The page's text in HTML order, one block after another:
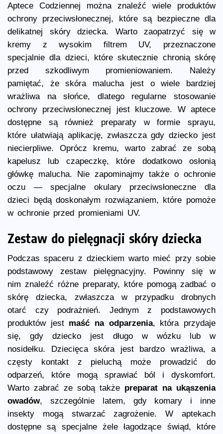
Aptece Codziennej można znaleźć wiele produktów
ochrony przeciwsłonecznej, które są bezpieczne dla
delikatnej skóry dziecka. Warto zaopatrzyć się w
kremy z wysokim filtrem UV, przeznaczone
specjalnie dla dzieci, które skutecznie chronią skórę
przed szkodliwym promieniowaniem. Należy
pamiętać, że skóra malucha jest o wiele bardziej
wrażliwa na słońce, dlatego regularne stosowanie
ochrony przeciwsłonecznej jest kluczowe. W aptece
dostępne są również preparaty w formie sprayu,
które ułatwiają aplikację, zwłaszcza gdy dziecko jest
niecierpliwe. Oprócz kremu, warto zabrać ze sobą
kapelusz lub czapeczkę, które dodatkowo osłonią
główkę malucha. Nie zapominajmy także o ochronie
oczu — specjalne okulary przeciwsłoneczne dla
dzieci będą doskonałym rozwiązaniem, które pomoże
w ochronie przed promieniami UV.
Zestaw do pielęgnacji skóry dziecka
Podczas spaceru z dzieckiem warto mieć przy sobie
podstawowy zestaw pielęgnacyjny. Powinny się w
nim znaleźć różne preparaty, które pomogą zadbać o
skórę dziecka, zwłaszcza w przypadku drobnych
otarć czy podrażnień. Jednym z podstawowych
produktów jest maść na odparzenia, która przydaje
się, gdy dziecko jest długo w wózku lub w
nosidełku. Dziecięca skóra jest bardzo wrażliwa, a
częsty kontakt z pieluchą może prowadzić do
odparzeń, które mogą sprawiać ból i dyskomfort.
Warto zabrać ze sobą także preparat na ukąszenia
owadów, szczególnie latem, gdy komary i inne
insekty mogą stwarzać zagrożenie. W aptekach
dostępne są specjalne żele łagodzące świąd, które